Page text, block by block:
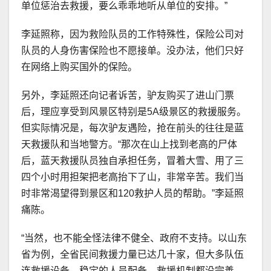
单位惩治去救援，要么乖乖地听从单位的安排。”
李延照称，因为救险队员的工作特殊性，保险公司对
队员的人身伤害保险也不愿接单。没办法，他们只好
在网络上购买国外的保险。
另外，李延照还向记者诉苦，驴友购买了进山门票
后，理应享受到风景区特别是5A级景区的救援服务。
但实际情况是，每次驴友遇险，抢在前头的往往是蓝
天救援队和当地警方。“那次在山上找到老高的尸体
后，蓝天救援队员独自承担任务，冒着大雪、用了三
四个小时用担架把老高抬下了山，非常辛苦。我们当
时非常渴望得到景区和120救护人员的帮助。”李延照
痛陈。
“当然，也不能全怪法律不健全、政府不支持。以山东
省为例，全省民间救援力量已达几十家，但大多队伍